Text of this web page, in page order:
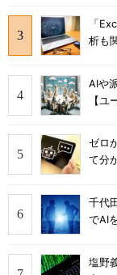
「
析も
AIや
【ユ
ゼロ
て分
千代
でAI
塩野